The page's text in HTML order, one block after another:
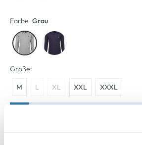
Farbe Grau
Größe:
M L XL XXL XXXL